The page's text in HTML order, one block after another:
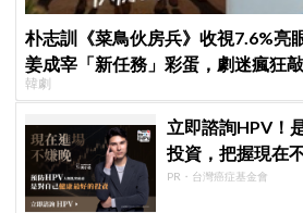
朴志訓《菜鳥伙房兵》收視7.6%亮
姜成宰「新任務」彩蛋，劇迷瘋狂
韓劇
立即諮詢HPV！
投資，把握現在
PR・台灣癌症基金會